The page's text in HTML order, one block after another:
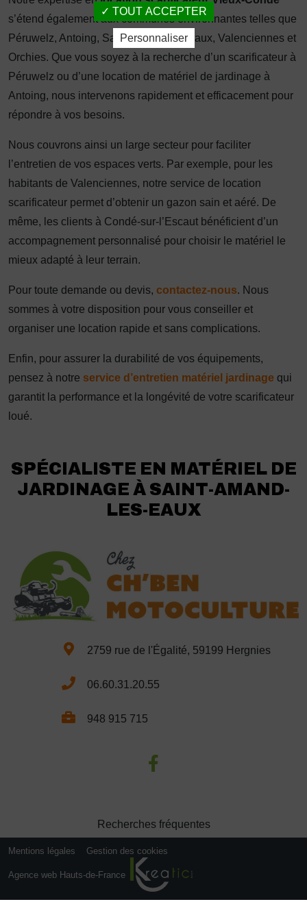
s’étend également aux communes environnantes telles que
Péruwelz, Antoing, Saint-Amand-les-Eaux, Valenciennes et
Orchies. Que vous soyez à la recherche d’un scarificateur à
Péruwelz ou d’une location de matériel de jardinage à
Antoing, nous intervenons rapidement et efficacement pour
répondre à vos besoins.
Nous couvrons ainsi un large secteur pour faciliter
l’entretien de vos espaces verts. Par exemple, pour les
habitants de Valenciennes, notre service de location
scarificateur permet d’obtenir un gazon sain et aéré. De
même, les clients à Condé-sur-l’Escaut bénéficient d’un
accompagnement personnalisé pour choisir le matériel le
mieux adapté à leur terrain.
Pour toute demande ou devis, contactez-nous. Nous
sommes à votre disposition pour vous conseiller et
organiser une location rapide et sans complications.
Enfin, pour assurer la durabilité de vos équipements,
pensez à notre service d’entretien matériel jardinage qui
garantit la performance et la longévité de votre scarificateur
loué.
SPÉCIALISTE EN MATÉRIEL DE
JARDINAGE À SAINT-AMAND-
LES-EAUX
2759 rue de l'Égalité, 59199 Hergnies
06.60.31.20.55
948 915 715
Recherches fréquentes
Mentions légales Gestion des cookies
Agence web Hauts-de-France
TOUT ACCEPTER
Personnaliser